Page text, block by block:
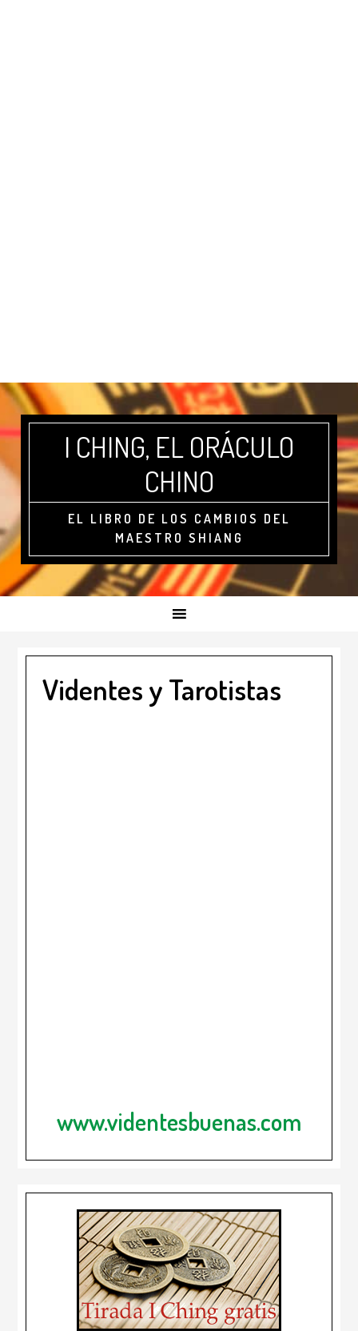
I CHING, EL ORÁCULO
CHINO
EL LIBRO DE LOS CAMBIOS DEL
MAESTRO SHIANG
Videntes y Tarotistas
www.videntesbuenas.com